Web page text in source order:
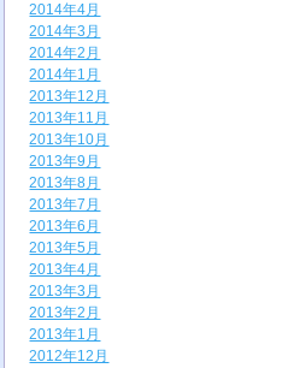
2014年4月
2014年3月
2014年2月
2014年1月
2013年12月
2013年11月
2013年10月
2013年9月
2013年8月
2013年7月
2013年6月
2013年5月
2013年4月
2013年3月
2013年2月
2013年1月
2012年12月